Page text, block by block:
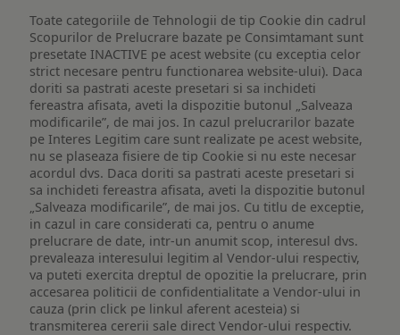
Toate categoriile de Tehnologii de tip Cookie din cadrul
Scopurilor de Prelucrare bazate pe Consimtamant sunt
presetate INACTIVE pe acest website (cu exceptia celor
strict necesare pentru functionarea website-ului). Daca
doriti sa pastrati aceste presetari si sa inchideti
fereastra afisata, aveti la dispozitie butonul „Salveaza
modificarile”, de mai jos. In cazul prelucrarilor bazate
pe Interes Legitim care sunt realizate pe acest website,
nu se plaseaza fisiere de tip Cookie si nu este necesar
acordul dvs. Daca doriti sa pastrati aceste presetari si
sa inchideti fereastra afisata, aveti la dispozitie butonul
„Salveaza modificarile”, de mai jos. Cu titlu de exceptie,
in cazul in care considerati ca, pentru o anume
prelucrare de date, intr-un anumit scop, interesul dvs.
prevaleaza interesului legitim al Vendor-ului respectiv,
va puteti exercita dreptul de opozitie la prelucrare, prin
accesarea politicii de confidentialitate a Vendor-ului in
cauza (prin click pe linkul aferent acesteia) si
transmiterea cererii sale direct Vendor-ului respectiv.